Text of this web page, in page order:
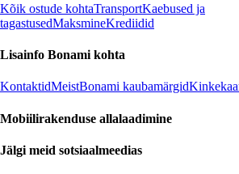
Kõik ostude kohtaTransportKaebused ja
tagastusedMaksmineKrediidid
Lisainfo Bonami kohta
KontaktidMeistBonami kaubamärgid
Mobiilirakenduse allalaadimine
Jälgi meid sotsiaalmeedias